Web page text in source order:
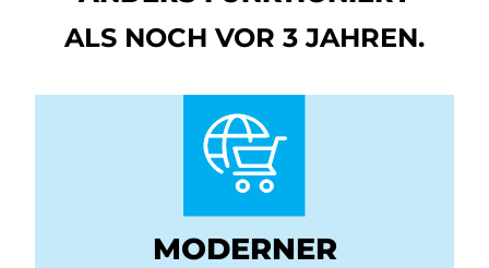
ALS NOCH VOR 3 JAHREN.
MODERNER